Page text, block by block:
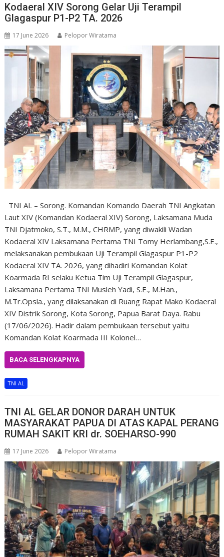
Kodaeral XIV Sorong Gelar Uji Terampil
Glagaspur P1-P2 TA. 2026
17 June 2026 Pelopor Wiratama
TNI AL – Sorong. Komandan Komando Daerah TNI Angkatan
Laut XIV (Komandan Kodaeral XIV) Sorong, Laksamana Muda
TNI Djatmoko, S.T., M.M., CHRMP, yang diwakili Wadan
Kodaeral XIV Laksamana Pertama TNI Tomy Herlambang,S.E.,
melaksanakan pembukaan Uji Terampil Glagaspur P1-P2
Kodaeral XIV TA. 2026, yang dihadiri Komandan Kolat
Koarmada RI selaku Ketua Tim Uji Terampil Glagaspur,
Laksamana Pertama TNI Musleh Yadi, S.E., M.Han.,
M.Tr.Opsla., yang dilaksanakan di Ruang Rapat Mako Kodaeral
XIV Distrik Sorong, Kota Sorong, Papua Barat Daya. Rabu
(17/06/2026). Hadir dalam pembukaan tersebut yaitu
Komandan Kolat Koarmada III Kolonel…
BACA SELENGKAPNYA
TNI AL
TNI AL GELAR DONOR DARAH UNTUK
MASYARAKAT PAPUA DI ATAS KAPAL PERANG
RUMAH SAKIT KRI dr. SOEHARSO-990
17 June 2026 Pelopor Wiratama